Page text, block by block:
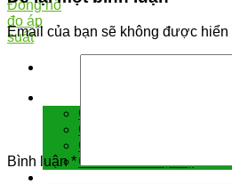
Cảm biến áp suất
Cảm biến chênh áp
Cảm biến đo mức
Cảm biến nhiệt độ
Email của bạn sẽ không được hiển
Bình luận*